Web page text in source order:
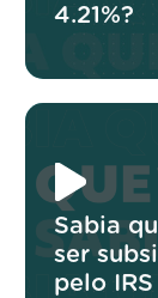
4.21%?
Sabia
ser
pelo